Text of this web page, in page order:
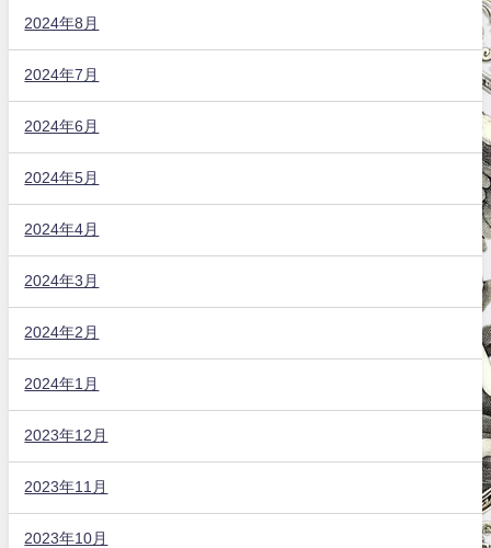
2024年8月
2024年7月
2024年6月
2024年5月
2024年4月
2024年3月
2024年2月
2024年1月
2023年12月
2023年11月
2023年10月